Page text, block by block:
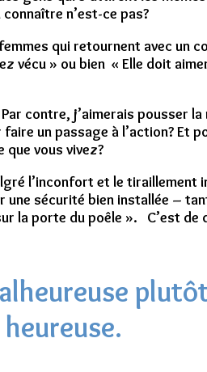
n’est-ce pas?
qui retournent avec un
vécu » ou bien « Elle doit
contre, j’aimerais pousser
un passage à l’action?
vous vivez?
l’inconfort et le tiraillement
une sécurité bien installée –
la porte du poêle ». C’est de
heureuse.